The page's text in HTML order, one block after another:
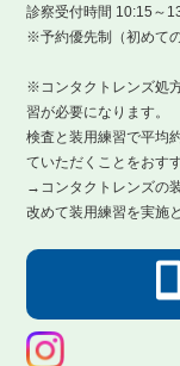
診察受付時間 10:15～
※予約優先制（初めて
※コンタクトレンズ処
習が必要になります。
検査と装用練習で平均
ていただくことをおす
→コンタクトレンズの
改めて装用練習を実施